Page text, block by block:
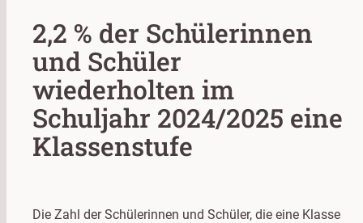
2,2 % der Schülerinnen
und Schüler
wiederholten im
Schuljahr 2024/2025 eine
Klassenstufe
Die Zahl der Schülerinnen und Schüler, die eine Klasse